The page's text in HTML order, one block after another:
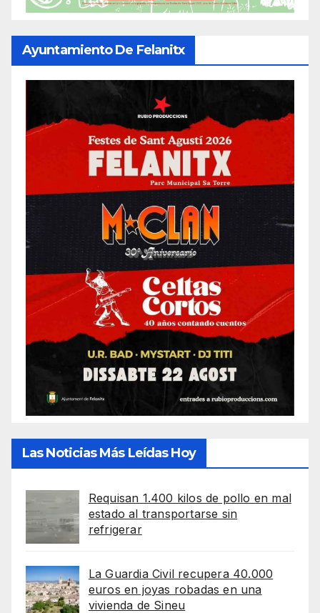
Ayuntamiento De Felanitx
Las Noticias Más Leídas Hoy
Requisan 1.400 kilos de pollo en mal
estado al transportarse sin
refrigerar
La Guardia Civil recupera 40.000
euros en joyas robadas en una
vivienda de Sineu